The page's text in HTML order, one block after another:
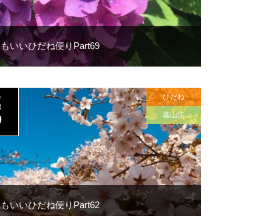
いいひだね便りPart69
いいひだね便りPart62
ひだね
基山店